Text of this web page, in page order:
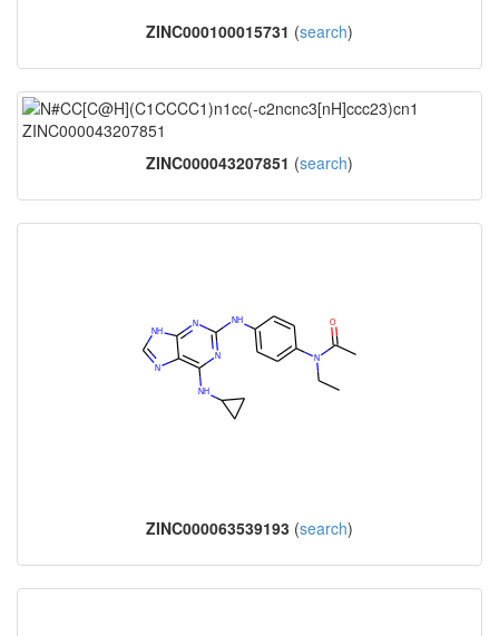
ZINC000100015731 (search)
ZINC000043207851 (search)
ZINC000063539193 (search)